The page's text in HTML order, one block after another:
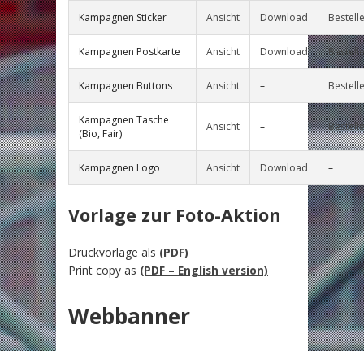
Kampagnen Sticker Ansicht Download
Kampagnen Postkarte Ansicht Download
Kampagnen Buttons Ansicht –
Kampagnen Tasche
(Bio, Fair)
Ansicht –
Kampagnen Logo Ansicht Download –
Vorlage zur Foto-Aktion
Druckvorlage als (PDF)
Print copy as (PDF – English version)
Webbanner